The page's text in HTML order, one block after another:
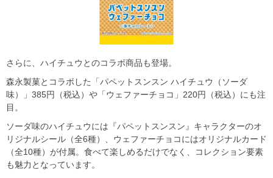
さらに、ハイチュウとのコラボ商品も登場。
森永製菓とコラボした「パペットスンスン ハイチュウ（ソーダ
味）」385円（税込）や「ウェファーチョコ」220円（税込）にも注
目。
ソーダ味のハイチュウには『パペットスンスン』キャラクターのオ
リジナルシール（全6種）、ウェファーチョコにはオリジナルカード
（全10種）が付属。食べて楽しめるだけでなく、コレクション要素
も魅力となっています。